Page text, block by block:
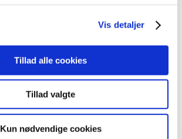
Vis detaljer
Tillad alle cookies
Tillad valgte
Kun nødvendige cookies